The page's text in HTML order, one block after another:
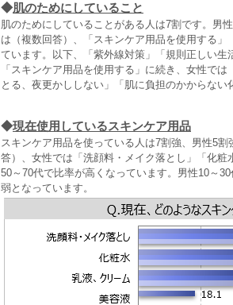
◆肌のためにしていること
肌のためにしていることがある人は7割です。男
は（複数回答）、「スキンケア用品を使用する
ています。以下、「紫外線対策」「規則正しい
「スキンケア用品を使用する」に続き、女性で
とる、夜更かししない」「肌に負担のかからな
◆現在使用しているスキンケア用品
スキンケア用品を使っている人は7割強、男性5
答）、女性では「洗顔料・メイク落とし」「化
50～70代で比率が高くなっています。男性10～
弱となっています。